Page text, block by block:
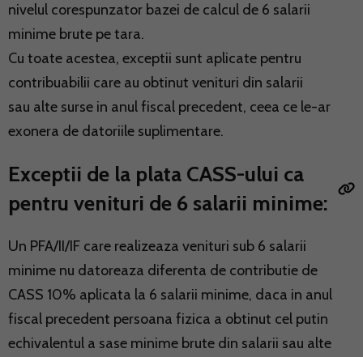
nivelul corespunzator bazei de calcul de 6 salarii
minime brute pe tara.
Cu toate acestea, exceptii sunt aplicate pentru
contribuabilii care au obtinut venituri din salarii
sau alte surse in anul fiscal precedent, ceea ce le-ar
exonera de datoriile suplimentare.
Exceptii de la plata CASS-ului ca
pentru venituri de 6 salarii minime:
Un PFA/II/IF care realizeaza venituri sub 6 salarii
minime nu datoreaza diferenta de contributie de
CASS 10% aplicata la 6 salarii minime, daca in anul
fiscal precedent persoana fizica a obtinut cel putin
echivalentul a sase minime brute din salarii sau alte